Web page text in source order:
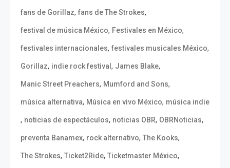
fans de Gorillaz, fans de The Strokes,
festival de música México, Festivales en México,
festivales internacionales, festivales musicales México,
Gorillaz, indie rock festival , James Blake,
Manic Street Preachers, Mumford and Sons,
música alternativa, Música en vivo México, música indie
, noticias de espectáculos, noticias OBR, OBRNoticias,
preventa Banamex, rock alternativo, The Kooks,
The Strokes, Ticket2Ride, Ticketmaster México,